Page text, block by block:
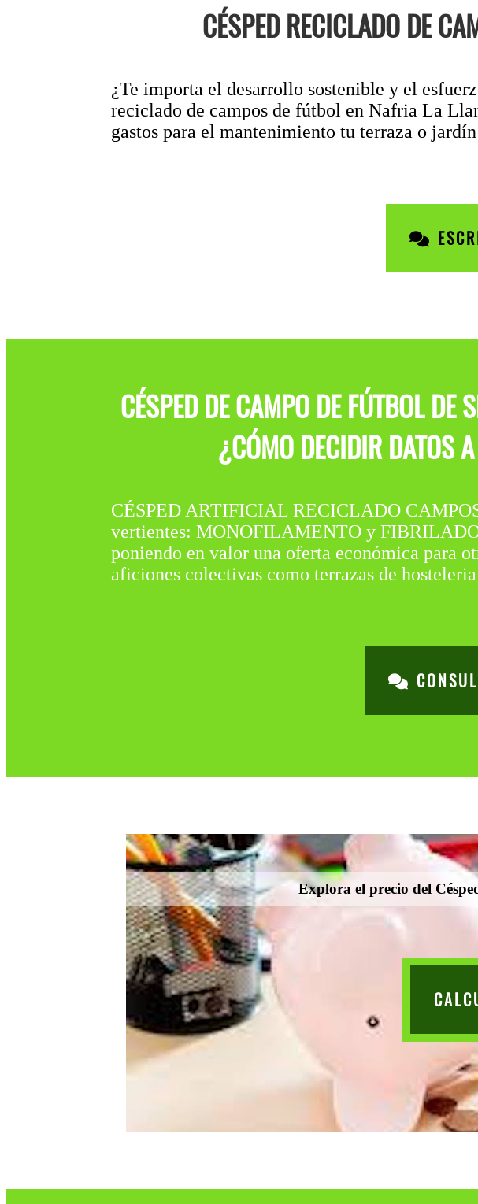
CÉSPED RECICLADO DE
¿Te importa el desarrollo sostenible y el
reciclado de campos de fútbol en Nafria La
gastos para el mantenimiento tu terraza o
CÉSPED DE CAMPO DE FÚTBOL DE
¿CÓMO DECIDIR DATOS
CÉSPED ARTIFICIAL RECICLADO
vertientes: MONOFILAMENTO y FIBRILADO
poniendo en valor una oferta económica para
aficiones colectivas como terrazas de
Explora el precio del